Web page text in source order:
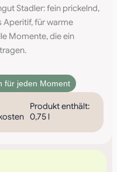
Stadler: fein prickelnd,
Aperitif, für warme
Momente, die ein
für jeden Moment
Produkt enthält:
0,75 l